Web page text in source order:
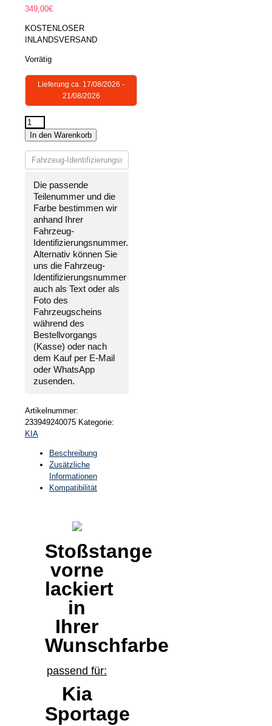
349,00€
KOSTENLOSER
INLANDSVERSAND
Vorrätig
Lieferung ca. 17/08/2026 -
21/08/2026
STOßSTANGE
LACKIERT
IN
WUNSCHFARBE
NEU
Kia
Sportage
2010-
2015
Menge
In den Warenkorb
Die passende
Teilenummer und die
Farbe bestimmen wir
anhand Ihrer
Fahrzeug-
Identifizierungsnummer.
Alternativ können Sie
uns die Fahrzeug-
Identifizierungsnummer
auch als Text oder als
Foto des
Fahrzeugscheins
während des
Bestellvorgangs
(Kasse) oder nach
dem Kauf per E-Mail
oder WhatsApp
zusenden.
Artikelnummer:
233949240075 Kategorie:
KIA
Beschreibung
Zusätzliche
Informationen
Kompatibilität
Stoßstange
vorne
lackiert
in
Ihrer
Wunschfarbe
passend für:
Kia
Sportage